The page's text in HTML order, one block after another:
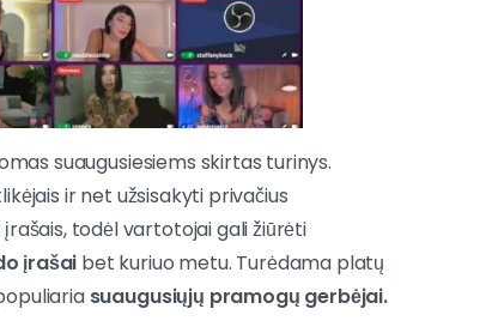
suaugusiesiems skirtas turinys.
ir net užsisakyti privačius
todėl vartotojai gali žiūrėti
įrašai bet kuriuo metu. Turėdama platų
suaugusiųjų pramogų gerbėjai.